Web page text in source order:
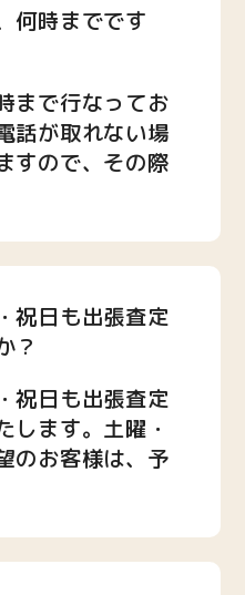
何時までです
まで行なってお
話が取れない場
すので、その際
祝日も出張査定
？
祝日も出張査定
します。土曜・
のお客様は、予